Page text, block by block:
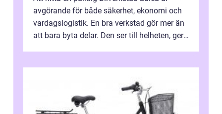
avgörande för både säkerhet, ekonomi och
vardagslogistik. En bra verkstad gör mer än
att bara byta delar. Den ser till helheten, ger